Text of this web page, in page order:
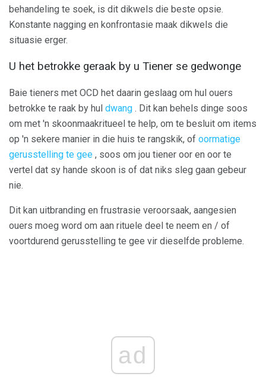
behandeling te soek, is dit dikwels die beste opsie.
Konstante nagging en konfrontasie maak dikwels die
situasie erger.
U het betrokke geraak by u Tiener se gedwonge
Baie tieners met OCD het daarin geslaag om hul ouers
betrokke te raak by hul dwang . Dit kan behels dinge soos
om met 'n skoonmaakritueel te help, om te besluit om items
op 'n sekere manier in die huis te rangskik, of oormatige
gerusstelling te gee , soos om jou tiener oor en oor te
vertel dat sy hande skoon is of dat niks sleg gaan gebeur
nie.
Dit kan uitbranding en frustrasie veroorsaak, aangesien
ouers moeg word om aan rituele deel te neem en / of
voortdurend gerusstelling te gee vir dieselfde probleme.
ad